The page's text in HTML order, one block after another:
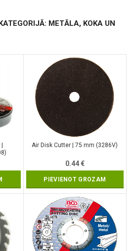
METĀLA, KOKA UN
Air Disk Cutter | 75 mm (3286V)
0.44€
PIEVIENOT GROZAM